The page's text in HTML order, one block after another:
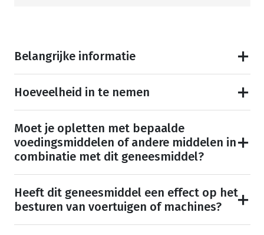
Belangrijke informatie
Hoeveelheid in te nemen
Moet je opletten met bepaalde
voedingsmiddelen of andere middelen in
combinatie met dit geneesmiddel?
Heeft dit geneesmiddel een effect op het
besturen van voertuigen of machines?